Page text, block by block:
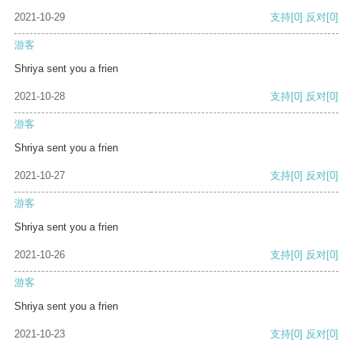
2021-10-29 支持[0] 反对[0]
游客
Shriya sent you a frien
2021-10-28 支持[0] 反对[0]
游客
Shriya sent you a frien
2021-10-27 支持[0] 反对[0]
游客
Shriya sent you a frien
2021-10-26 支持[0] 反对[0]
游客
Shriya sent you a frien
2021-10-23 支持[0] 反对[0]